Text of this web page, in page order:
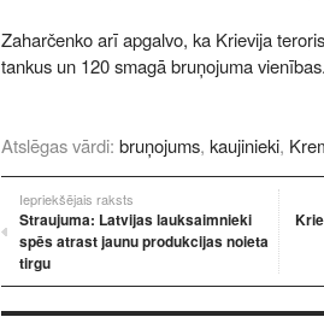
Zaharčenko arī apgalvo, ka Krievija
tankus un 120 smagā bruņojuma
Atslēgas vārdi: bruņojums, kaujinieki,
Iepriekšējais raksts
Straujuma: Latvijas lauksaimnieki
spēs atrast jaunu produkcijas noieta
tirgu